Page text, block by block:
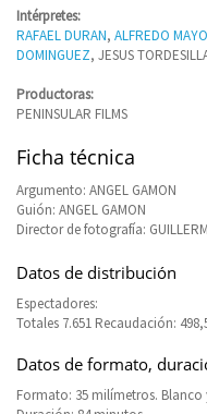
Intérpretes:
RAFAEL DURAN, ALFREDO MAYO
DOMINGUEZ, JESUS
Productoras:
PENINSULAR FILMS
Ficha técnica
Argumento: ANGEL GAMON
Guión: ANGEL GAMON
Director de fotografía:
Datos de distribución
Espectadores:
Totales 7.651 Recaudación:
Datos de formato,
Formato: 35 milímetros. Blanco